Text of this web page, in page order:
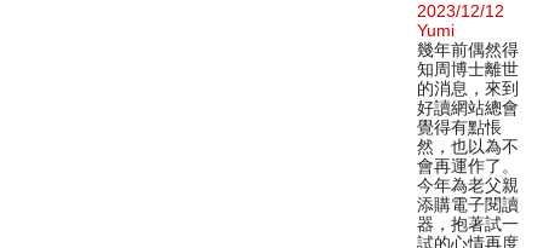
2023/12/12
Yumi
幾年前偶然得
知周博士離世
的消息，來到
好讀網站總會
覺得有點悵
然，也以為不
會再運作了。
今年為老父親
添購電子閱讀
器，抱著試一
試的心情再度